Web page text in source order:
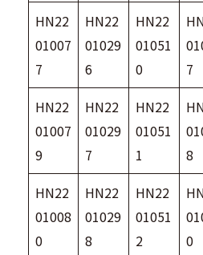
HN22
01007
7
HN22
01029
6
HN22
01051
0
HN22
01007
9
HN22
01029
7
HN22
01051
1
HN22
01008
0
HN22
01029
8
HN22
01051
2